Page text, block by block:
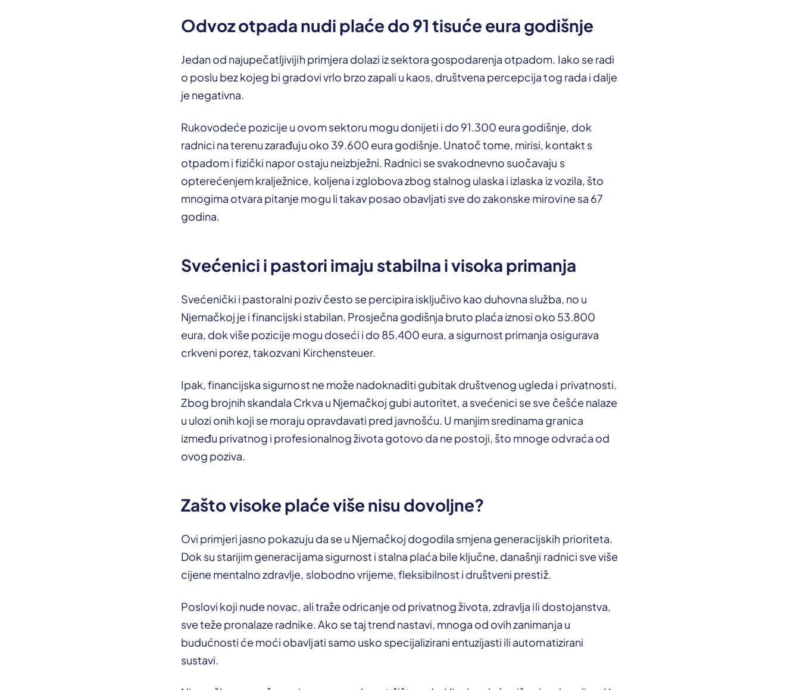
Odvoz otpada nudi plaće do 91 tisuće eura godišnje
Jedan od najupečatljivijih primjera dolazi iz sektora gospodarenja otpadom. Iako se radi
o poslu bez kojeg bi gradovi vrlo brzo zapali u kaos, društvena percepcija tog rada i dalje
je negativna.
Rukovodeće pozicije u ovom sektoru mogu donijeti i do 91.300 eura godišnje, dok
radnici na terenu zarađuju oko 39.600 eura godišnje. Unatoč tome, mirisi, kontakt s
otpadom i fizički napor ostaju neizbježni. Radnici se svakodnevno suočavaju s
opterećenjem kralježnice, koljena i zglobova zbog stalnog ulaska i izlaska iz vozila, što
mnogima otvara pitanje mogu li takav posao obavljati sve do zakonske mirovine sa 67
godina.
Svećenici i pastori imaju stabilna i visoka primanja
Svećenički i pastoralni poziv često se percipira isključivo kao duhovna služba, no u
Njemačkoj je i financijski stabilan. Prosječna godišnja bruto plaća iznosi oko 53.800
eura, dok više pozicije mogu doseći i do 85.400 eura, a sigurnost primanja osigurava
crkveni porez, takozvani Kirchensteuer.
Ipak, financijska sigurnost ne može nadoknaditi gubitak društvenog ugleda i privatnosti.
Zbog brojnih skandala Crkva u Njemačkoj gubi autoritet, a svećenici se sve češće nalaze
u ulozi onih koji se moraju opravdavati pred javnošću. U manjim sredinama granica
između privatnog i profesionalnog života gotovo da ne postoji, što mnoge odvraća od
ovog poziva.
Zašto visoke plaće više nisu dovoljne?
Ovi primjeri jasno pokazuju da se u Njemačkoj dogodila smjena generacijskih prioriteta.
Dok su starijim generacijama sigurnost i stalna plaća bile ključne, današnji radnici sve više
cijene mentalno zdravlje, slobodno vrijeme, fleksibilnost i društveni prestiž.
Poslovi koji nude novac, ali traže odricanje od privatnog života, zdravlja ili dostojanstva,
sve teže pronalaze radnike. Ako se taj trend nastavi, mnoga od ovih zanimanja u
budućnosti će moći obavljati samo usko specijalizirani entuzijasti ili automatizirani
sustavi.